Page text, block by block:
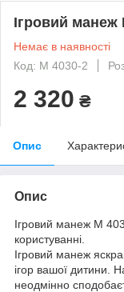
Ігровий манеж
Немає в наявності
Код: M 4030-2
2 320 ₴
Опис
Опис
Ігровий манеж M
користуванні.
Ігровий манеж
ігор вашої дитини.
неодмінно